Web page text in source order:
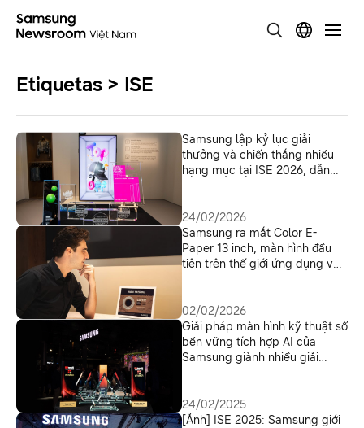
Etiquetas > ISE
Samsung lập kỷ lục giải
thưởng và chiến thắng nhiều
hạng mục tại ISE 2026, dẫn
24/02/2026
Samsung ra mắt Color E-
Paper 13 inch, màn hình đầu
tiên trên thế giới ứng dụng vật
02/02/2026
Giải pháp màn hình kỹ thuật số
bền vững tích hợp AI của
Samsung giành nhiều giải
24/02/2025
[Ảnh] ISE 2025: Samsung giới